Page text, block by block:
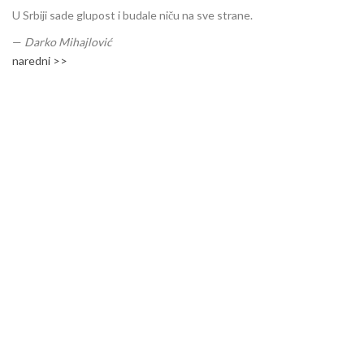
U Srbiji sade glupost i budale niču na sve strane.
— Darko Mihajlović
naredni >>